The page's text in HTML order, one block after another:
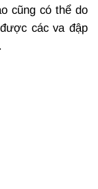
cũng có thể do
các va đập